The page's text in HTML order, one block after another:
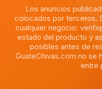
Los anuncios
colocados por terceros.
cualquier negocio:
estado del producto y
posibles antes de
GuateChivas.com no se
entre